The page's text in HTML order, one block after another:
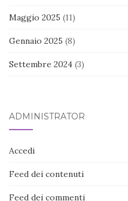
Maggio 2025 (11)
Gennaio 2025 (8)
Settembre 2024 (3)
ADMINISTRATOR
Accedi
Feed dei contenuti
Feed dei commenti